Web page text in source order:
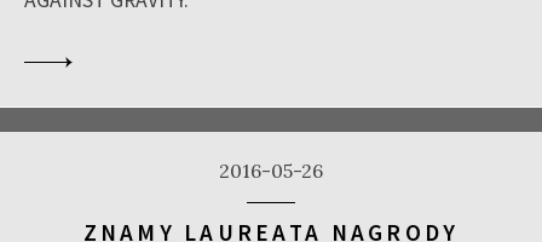
2016-05-26
ZNAMY LAUREATA NAGRODY